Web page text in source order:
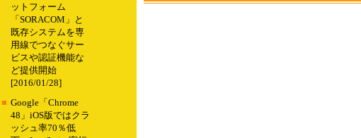
ットフォーム
「SORACOM」と
既存システムを専
用線でつなぐサー
ビスや認証機能な
ど提供開始
[2016/01/28]
■ Google「Chrome
48」iOS版ではクラ
ッシュ率70％低